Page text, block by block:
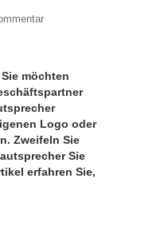
möchten
Logo oder
Zweifeln Sie
Sie
erfahren Sie,